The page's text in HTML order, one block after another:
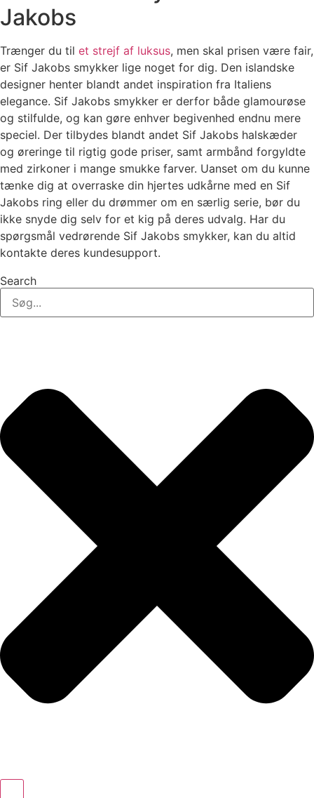
Jakobs
Trænger du til et strejf af luksus, men skal prisen være fair,
er Sif Jakobs smykker lige noget for dig. Den islandske
designer henter blandt andet inspiration fra Italiens
elegance. Sif Jakobs smykker er derfor både glamourøse
og stilfulde, og kan gøre enhver begivenhed endnu mere
speciel. Der tilbydes blandt andet Sif Jakobs halskæder
og øreringe til rigtig gode priser, samt armbånd forgyldte
med zirkoner i mange smukke farver. Uanset om du kunne
tænke dig at overraske din hjertes udkårne med en Sif
Jakobs ring eller du drømmer om en særlig serie, bør du
ikke snyde dig selv for et kig på deres udvalg. Har du
spørgsmål vedrørende Sif Jakobs smykker, kan du altid
kontakte deres kundesupport.
Search